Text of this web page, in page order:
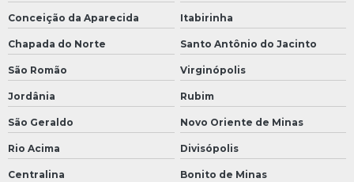
Conceição da Aparecida Itabirinha
Chapada do Norte Santo Antônio do Jacinto
São Romão Virginópolis
Jordânia Rubim
São Geraldo Novo Oriente de Minas
Rio Acima Divisópolis
Centralina Bonito de Minas